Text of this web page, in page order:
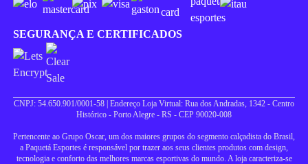
SEGURANÇA E CERTIFICADOS
CNPJ: 54.650.901/0001-58 | Endereço Loja Virtual: Rua dos Andradas, 1342 - Centro
Histórico - Porto Alegre - RS - CEP 90020-008
Pertencente ao Grupo Oscar, um dos maiores grupos do segmento calçadista do Brasil,
a Paquetá Esportes é responsável por trazer aos seus clientes produtos com design,
tecnologia e conforto das melhores marcas esportivas do mundo. A loja caracteriza-se